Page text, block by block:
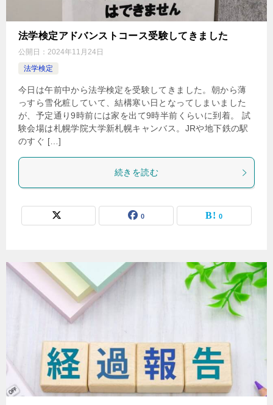
法学検定アドバンストコース受験してきました
公開日： 2024年11月24日
法学検定
今日は午前中から法学検定を受験してきました。朝から薄
っすら雪化粧していて、結構寒い日となってしまいました
が、予定通り9時前には家を出て9時半前くらいに到着。 試
験会場は札幌学院大学新札幌キャンバス。JRや地下鉄の駅
のすぐ […]
続きを読む
0 0